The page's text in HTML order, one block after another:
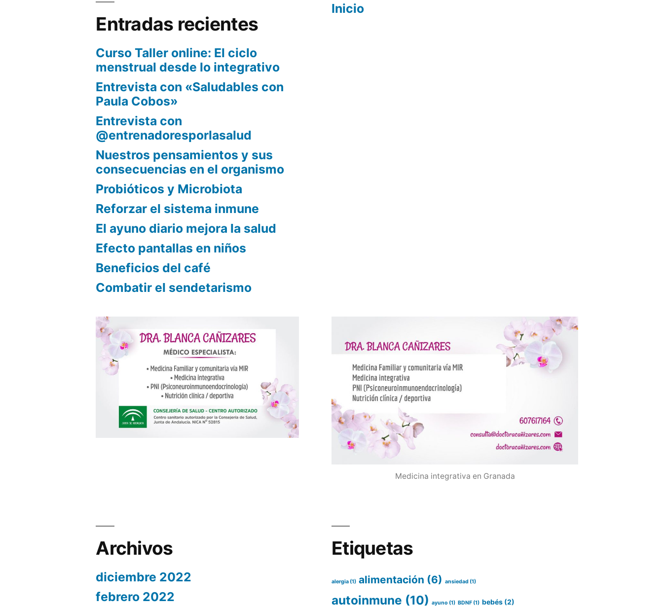
Entradas recientes
Curso Taller online: El ciclo
menstrual desde lo integrativo
Entrevista con «Saludables con
Paula Cobos»
Entrevista con
@entrenadoresporlasalud
Nuestros pensamientos y sus
consecuencias en el organismo
Probióticos y Microbiota
Reforzar el sistema inmune
El ayuno diario mejora la salud
Efecto pantallas en niños
Beneficios del café
Combatir el sendetarismo
Inicio
Medicina integrativa en Granada
Archivos
diciembre 2022
febrero 2022
Etiquetas
alergia (1) alimentación (6) ansiedad (1)
autoinmune (10) ayuno (1) BDNF (1) bebés (2)